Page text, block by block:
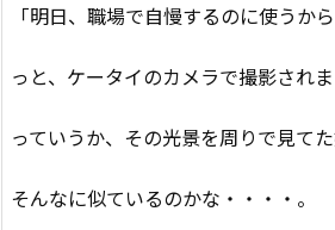
「明日、職場で自慢するのに使うから
っと、ケータイのカメラで撮影されま
っていうか、その光景を周りで見て
そんなに似ているのかな・・・・。